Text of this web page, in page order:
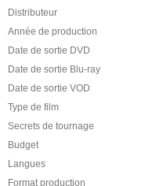
Distributeur
Année de production
Date de sortie DVD
Date de sortie Blu-ray
Date de sortie VOD
Type de film
Secrets de tournage
Budget
Langues
Format production